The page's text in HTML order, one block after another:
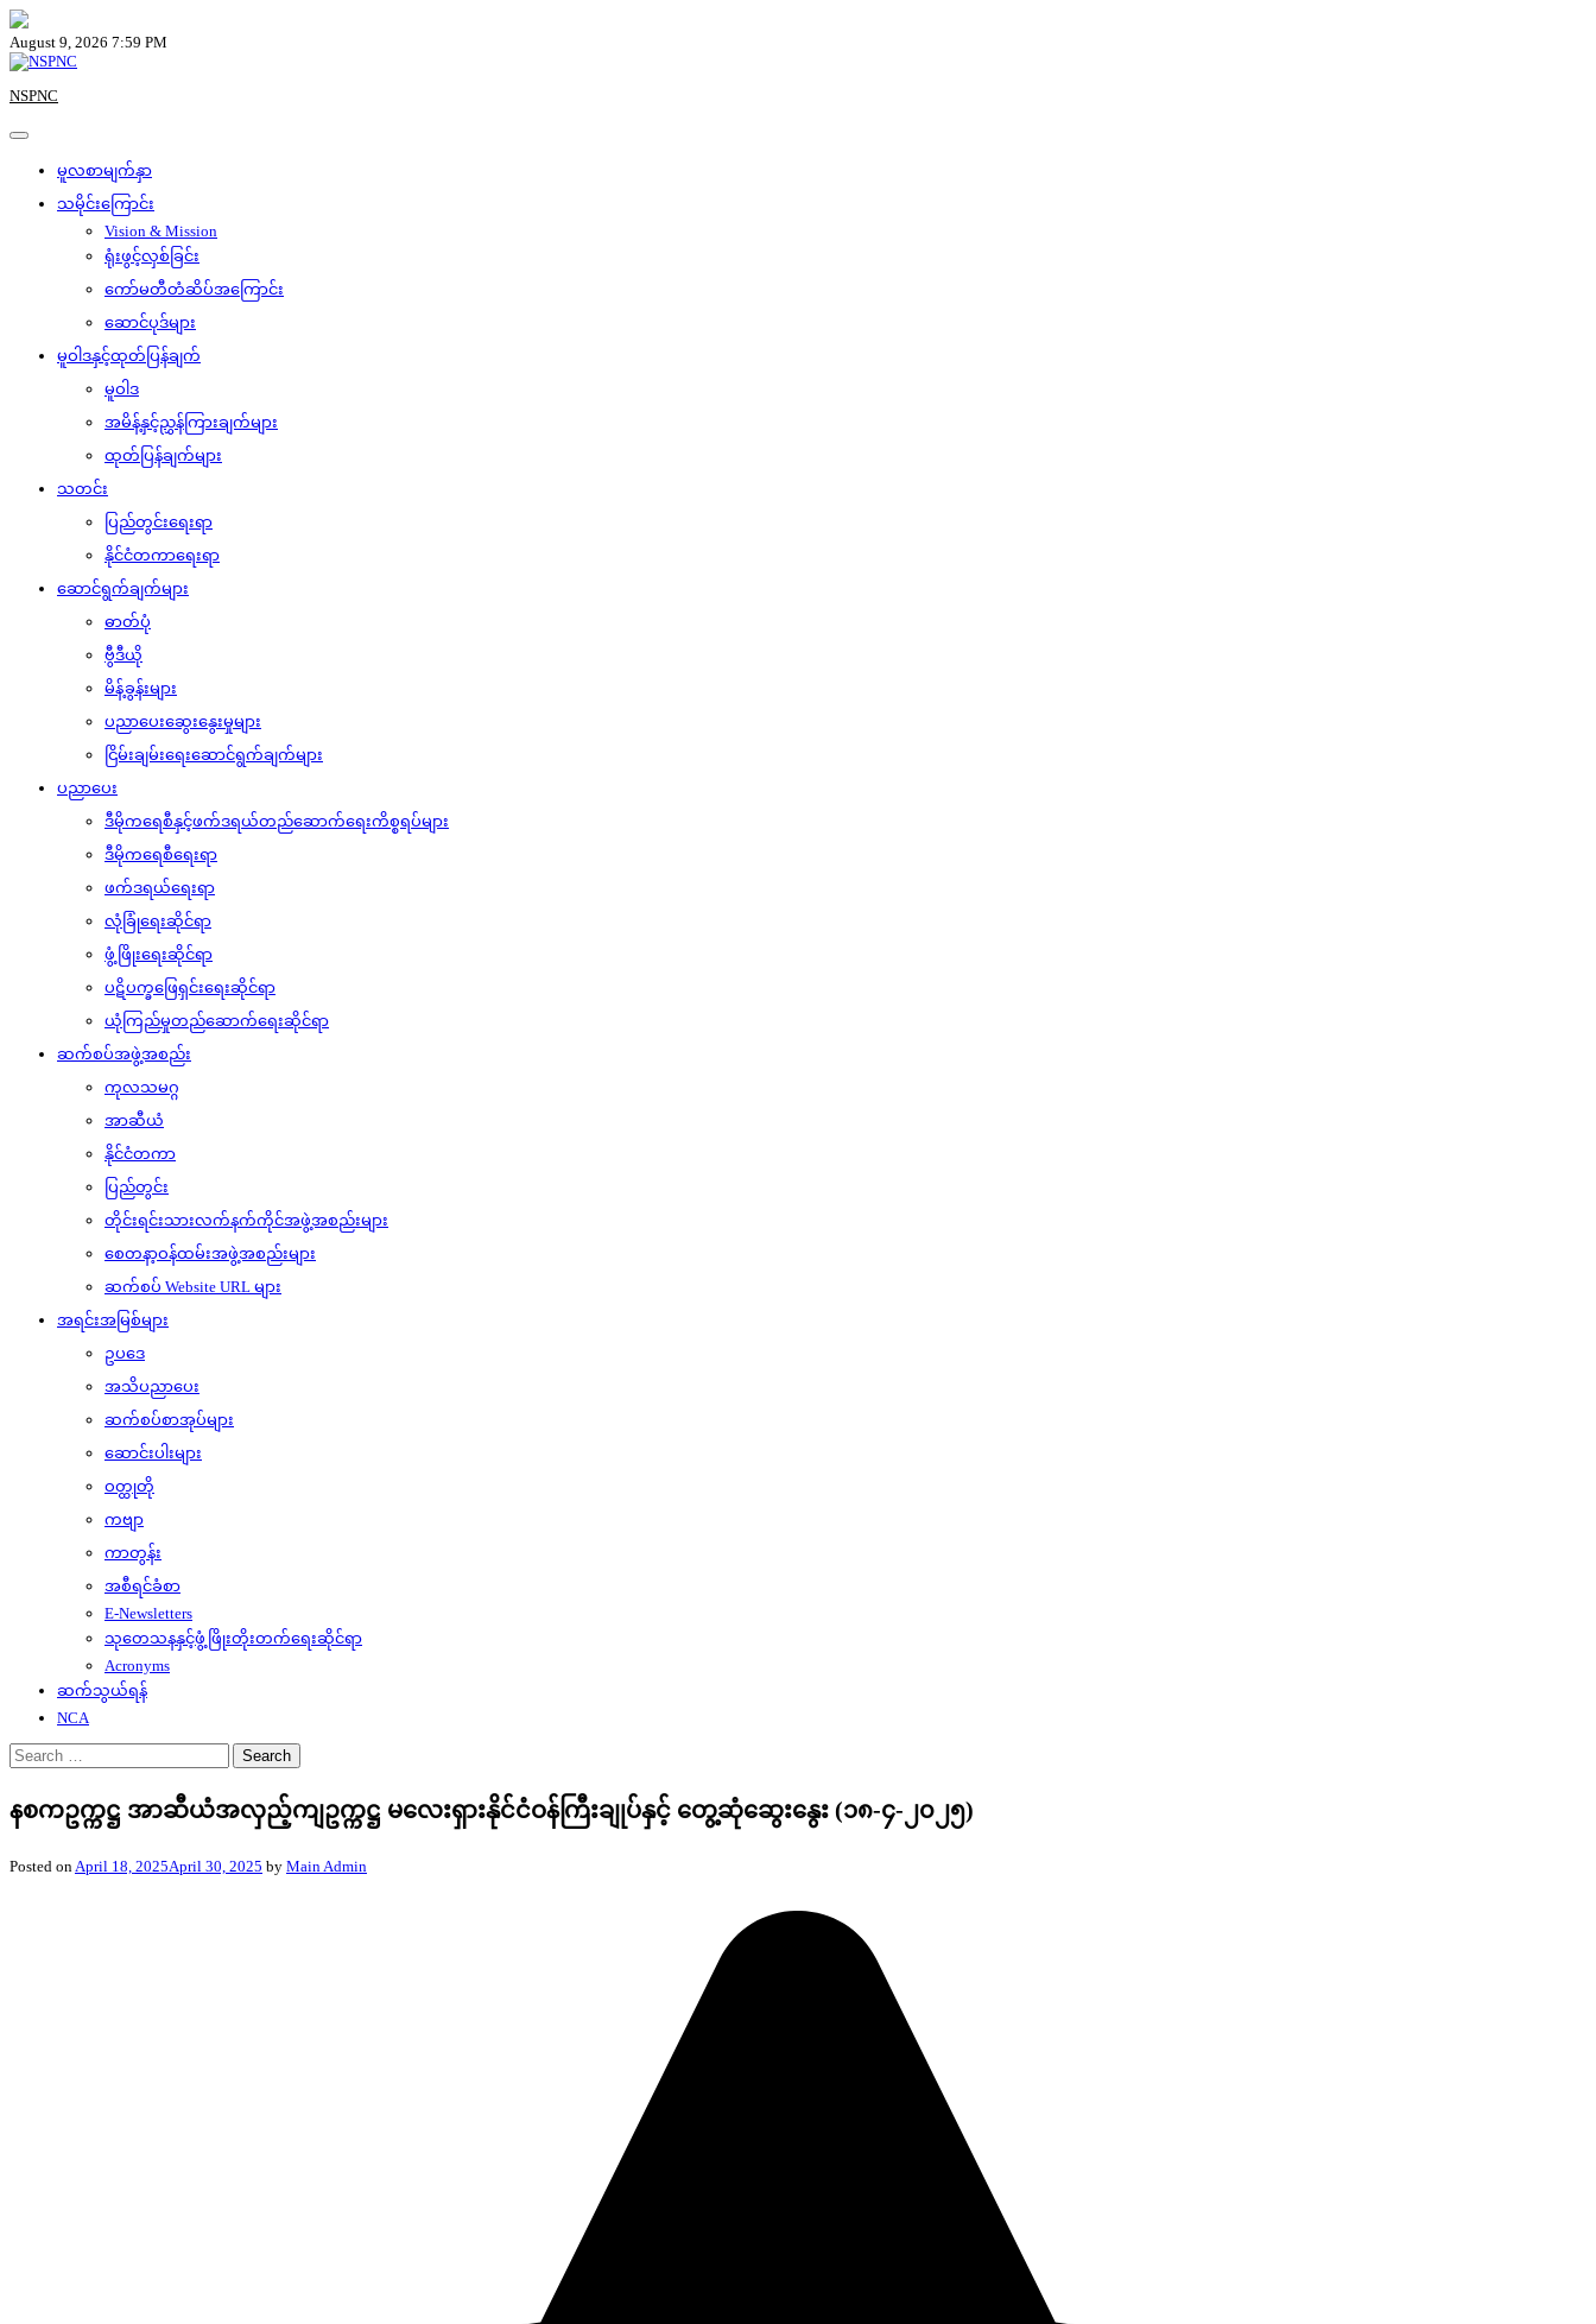
Skip
to
content
August 9, 2026 7:59 PM
NSPNC
မူလစာမျက်နှာ
သမိုင်းကြောင်း
Vision & Mission
ရုံးဖွင့်လှစ်ခြင်း
ကော်မတီတံဆိပ်အကြောင်း
ဆောင်ပုဒ်များ
မူဝါဒနှင့်ထုတ်ပြန်ချက်
မူဝါဒ
အမိန့်နှင့်ညွှန်ကြားချက်များ
ထုတ်ပြန်ချက်များ
သတင်း
ပြည်တွင်းရေးရာ
နိုင်ငံတကာရေးရာ
ဆောင်ရွက်ချက်များ
ဓာတ်ပုံ
ဗွီဒီယို
မိန့်ခွန်းများ
ပညာပေးဆွေးနွေးမှုများ
ငြိမ်းချမ်းရေးဆောင်ရွက်ချက်များ
ပညာပေး
ဒီမိုကရေစီနှင့်ဖက်ဒရယ်တည်ဆောက်‌ရေးကိစ္စရပ်များ
ဒီမိုကရေစီရေးရာ
ဖက်ဒရယ်ရေးရာ
လုံခြုံရေးဆိုင်ရာ
ဖွံ့ဖြိုးရေးဆိုင်ရာ
ပဋိပက္ခဖြေရှင်းရေးဆိုင်ရာ
ယုံကြည်မှုတည်ဆောက်ရေးဆိုင်ရာ
ဆက်စပ်အဖွဲ့အစည်း
ကုလသမဂ္ဂ
အာဆီယံ
နိုင်ငံတကာ
ပြည်တွင်း
တိုင်းရင်းသားလက်နက်ကိုင်အဖွဲ့အစည်းများ
စေတနာ့ဝန်ထမ်းအဖွဲ့အစည်းများ
ဆက်စပ် Website URL များ
အရင်းအမြစ်များ
ဥပဒေ
အသိပညာပေး
ဆက်စပ်စာအုပ်များ
ဆောင်းပါးများ
ဝတ္ထုတို
ကဗျာ
ကာတွန်း
အစီရင်ခံစာ
E-Newsletters
သုတေသနနှင့်ဖွံ့ဖြိုးတိုးတက်ရေးဆိုင်ရာ
Acronyms
ဆက်သွယ်ရန်
NCA
Search
for:
နစကဥက္ကဋ္ဌ အာဆီယံအလှည့်ကျဥက္ကဋ္ဌ မလေးရှားနိုင်ငံဝန်ကြီးချုပ်နှင့် တွေ့ဆုံဆွေးနွေး (၁၈-၄-၂၀၂၅)
Posted onApril 18, 2025April 30, 2025 by Main Admin